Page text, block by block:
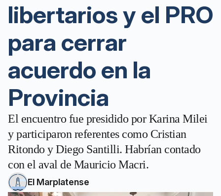
libertarios y el PRO
para cerrar
acuerdo en la
Provincia
El encuentro fue presidido por Karina Milei
y participaron referentes como Cristian
Ritondo y Diego Santilli. Habrían contado
con el aval de Mauricio Macri.
El Marplatense